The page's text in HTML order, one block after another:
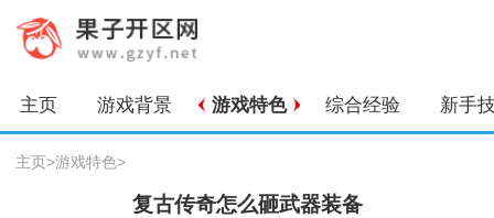
主页 游戏背景 游戏特色 综合经验 新手
主页>游戏特色>
复古传奇怎么砸武器装备